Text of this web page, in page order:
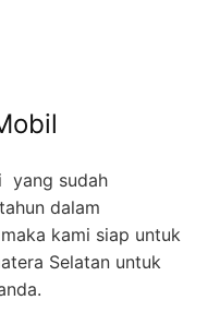
yang sudah
dalam
kami siap untuk
Selatan untuk